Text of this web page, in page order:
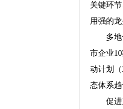
关键环
用强的
多地也
市企业
动计划
态体系
促进